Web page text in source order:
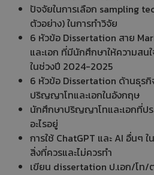
ปัจจัยในการเลือก sampling
ตัวอย่าง) ในการทำวิจัย
6 หัวข้อ Dissertation สาย
และเอก ที่มีนักศึกษาให้ความสน
ในช่วงปี 2024-2025
6 หัวข้อ Dissertation ด้านธุร
ปริญญาโทและเอกในอังกฤษ
นักศึกษาปริญญาโทและเอกที่ปร
อะไรอยู่
การใช้ ChatGPT และ AI อื่นๆ
สิ่งที่ควรและไม่ควรทำ
เขียน dissertation ป.เอก/โท/ต